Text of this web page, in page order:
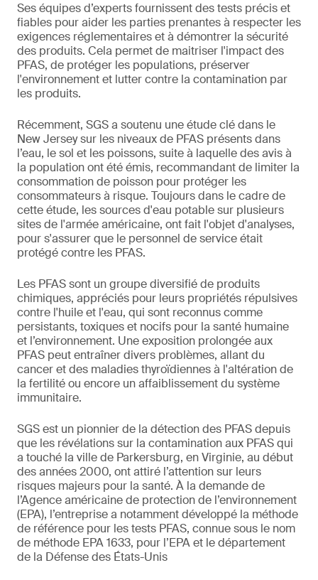
Ses équipes d’experts fournissent des tests précis et
fiables pour aider les parties prenantes à respecter les
exigences réglementaires et à démontrer la sécurité
des produits. Cela permet de maitriser l'impact des
PFAS, de protéger les populations, préserver
l'environnement et lutter contre la contamination par
les produits.
Récemment, SGS a soutenu une étude clé dans le
New Jersey sur les niveaux de PFAS présents dans
l’eau, le sol et les poissons, suite à laquelle des avis à
la population ont été émis, recommandant de limiter la
consommation de poisson pour protéger les
consommateurs à risque. Toujours dans le cadre de
cette étude, les sources d'eau potable sur plusieurs
sites de l'armée américaine, ont fait l'objet d'analyses,
pour s'assurer que le personnel de service était
protégé contre les PFAS.
Les PFAS sont un groupe diversifié de produits
chimiques, appréciés pour leurs propriétés répulsives
contre l'huile et l'eau, qui sont reconnus comme
persistants, toxiques et nocifs pour la santé humaine
et l’environnement. Une exposition prolongée aux
PFAS peut entraîner divers problèmes, allant du
cancer et des maladies thyroïdiennes à l'altération de
la fertilité ou encore un affaiblissement du système
immunitaire.
SGS est un pionnier de la détection des PFAS depuis
que les révélations sur la contamination aux PFAS qui
a touché la ville de Parkersburg, en Virginie, au début
des années 2000, ont attiré l’attention sur leurs
risques majeurs pour la santé. À la demande de
l’Agence américaine de protection de l’environnement
(EPA), l’entreprise a notamment développé la méthode
de référence pour les tests PFAS, connue sous le nom
de méthode EPA 1633, pour l’EPA et le département
de la Défense des États-Unis